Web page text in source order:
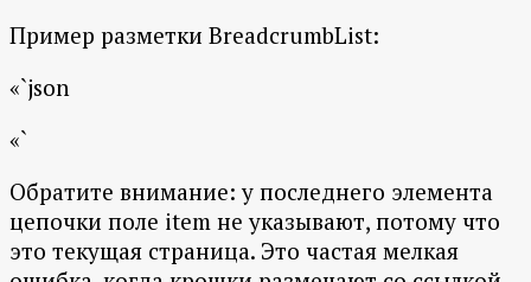
Пример разметки BreadcrumbList:
«`json
«`
Обратите внимание: у последнего элемента
цепочки поле item не указывают, потому что
это текущая страница. Это частая мелкая